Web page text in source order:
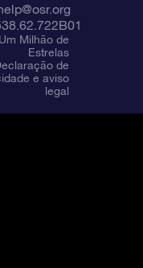
Um Milhão de
Estrelas
de
e aviso
legal